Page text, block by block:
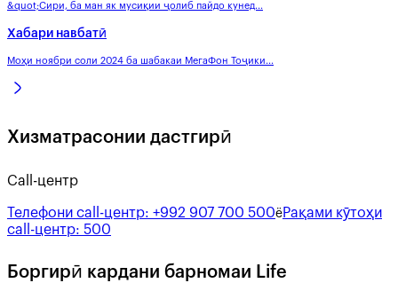
&quot;Сири, ба ман як мусиқии ҷолиб пайдо кунед...
Хабари навбатӣ
Моҳи ноябри соли 2024 ба шабакаи МегаФон Тоҷики...
Хизматрасонии дастгирӣ
Call-центр
Телефони call-центр: +992 907 700 500ёРақами кӯтоҳи
call-центр: 500
Боргирӣ кардани барномаи Life